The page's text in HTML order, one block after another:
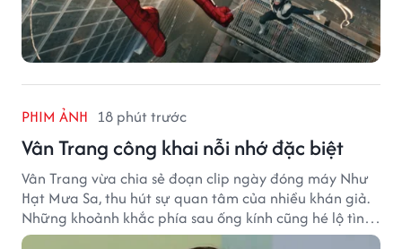
PHIM ẢNH 18 phút trước
Vân Trang công khai nỗi nhớ đặc biệt
Vân Trang vừa chia sẻ đoạn clip ngày đóng máy Như
Hạt Mưa Sa, thu hút sự quan tâm của nhiều khán giả.
Những khoảnh khắc phía sau ống kính cũng hé lộ tình
cảm đặc biệt mà nữ diễn viên dành cho ê-kíp bộ phim.